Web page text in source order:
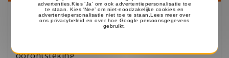
Spreeksleutel of oortje, wat past bij jouw werk?
oorontsteking